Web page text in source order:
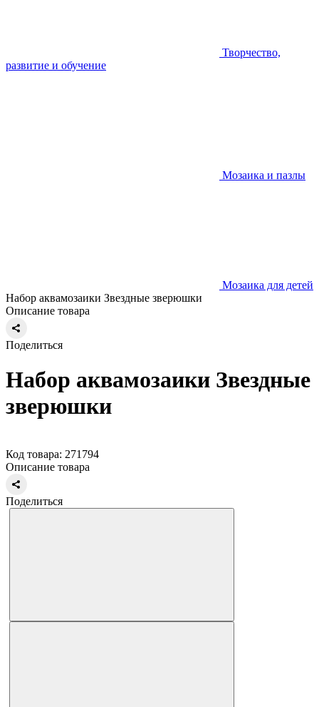
Творчество,
развитие и обучение
Мозаика и пазлы
Мозаика для детей
Набор аквамозаики Звездные зверюшки
Описание товара
Поделиться
Набор аквамозаики Звездные
зверюшки
Код товара: 271794
Описание товара
Поделиться